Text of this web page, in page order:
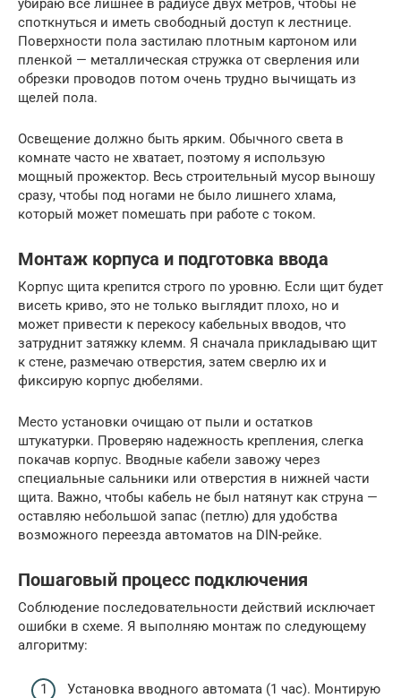
убираю всё лишнее в радиусе двух метров, чтобы не
споткнуться и иметь свободный доступ к лестнице.
Поверхности пола застилаю плотным картоном или
пленкой — металлическая стружка от сверления или
обрезки проводов потом очень трудно вычищать из
щелей пола.
Освещение должно быть ярким. Обычного света в
комнате часто не хватает, поэтому я использую
мощный прожектор. Весь строительный мусор выношу
сразу, чтобы под ногами не было лишнего хлама,
который может помешать при работе с током.
Монтаж корпуса и подготовка ввода
Корпус щита крепится строго по уровню. Если щит будет
висеть криво, это не только выглядит плохо, но и
может привести к перекосу кабельных вводов, что
затруднит затяжку клемм. Я сначала прикладываю щит
к стене, размечаю отверстия, затем сверлю их и
фиксирую корпус дюбелями.
Место установки очищаю от пыли и остатков
штукатурки. Проверяю надежность крепления, слегка
покачав корпус. Вводные кабели завожу через
специальные сальники или отверстия в нижней части
щита. Важно, чтобы кабель не был натянут как струна —
оставляю небольшой запас (петлю) для удобства
возможного переезда автоматов на DIN-рейке.
Пошаговый процесс подключения
Соблюдение последовательности действий исключает
ошибки в схеме. Я выполняю монтаж по следующему
алгоритму:
Установка вводного автомата (1 час). Монтирую